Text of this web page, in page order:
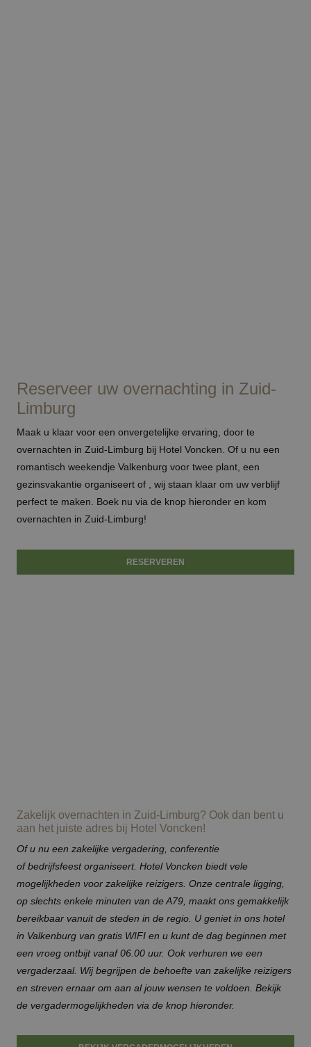
Reserveer uw overnachting in Zuid-
Limburg
Maak u klaar voor een onvergetelijke ervaring, door te
overnachten in Zuid-Limburg bij Hotel Voncken. Of u nu een
romantisch weekendje Valkenburg voor twee plant, een
gezinsvakantie organiseert of , wij staan klaar om uw verblijf
perfect te maken. Boek nu via de knop hieronder en kom
overnachten in Zuid-Limburg!
RESERVEREN
Zakelijk overnachten in Zuid-Limburg? Ook dan bent u
aan het juiste adres bij Hotel Voncken!
Of u nu een zakelijke vergadering , conferentie
ofbedrijfsfeestorganiseert. Hotel Voncken biedt vele
mogelijkheden voor zakelijke reizigers. Onze centrale ligging,
op slechts enkele minuten van de A79, maakt ons gemakkelijk
bereikbaar vanuit de steden in de regio. U geniet in ons hotel
in Valkenburg van gratis WIFI en u kunt de dag beginnen met
een vroeg ontbijt vanaf 06.00 uur. Ook verhuren we een
vergaderzaal. Wij begrijpen de behoefte van zakelijke reizigers
en streven ernaar om aan al jouw wensen te voldoen. Bekijk
de vergadermogelijkheden via de knop hieronder.